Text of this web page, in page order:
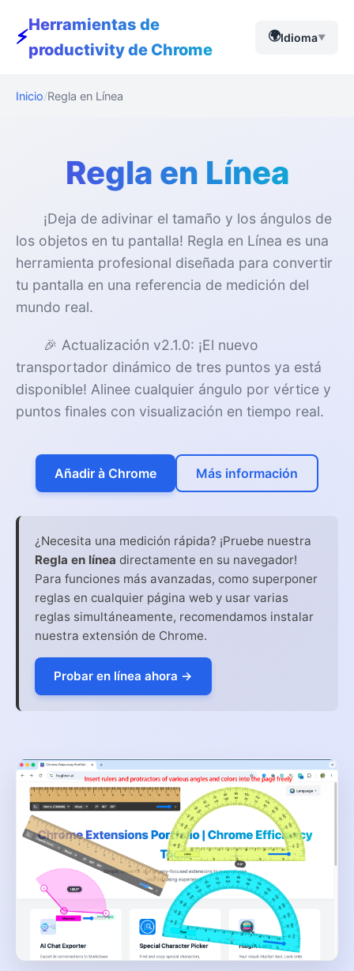
⚡
Herramientas de
productivity de Chrome
🌍Idioma▼
Inicio Regla en Línea
Regla en Línea
¡Deja de adivinar el tamaño y los ángulos de
los objetos en tu pantalla! Regla en Línea es una
herramienta profesional diseñada para convertir
tu pantalla en una referencia de medición del
mundo real.
🎉 Actualización v2.1.0: ¡El nuevo
transportador dinámico de tres puntos ya está
disponible! Alinee cualquier ángulo por vértice y
puntos finales con visualización en tiempo real.
Añadir à Chrome Más información
¿Necesita una medición rápida? ¡Pruebe nuestra
Regla en línea directamente en su navegador!
Para funciones más avanzadas, como superponer
reglas en cualquier página web y usar varias
reglas simultáneamente, recomendamos instalar
nuestra extensión de Chrome.
Probar en línea ahora →